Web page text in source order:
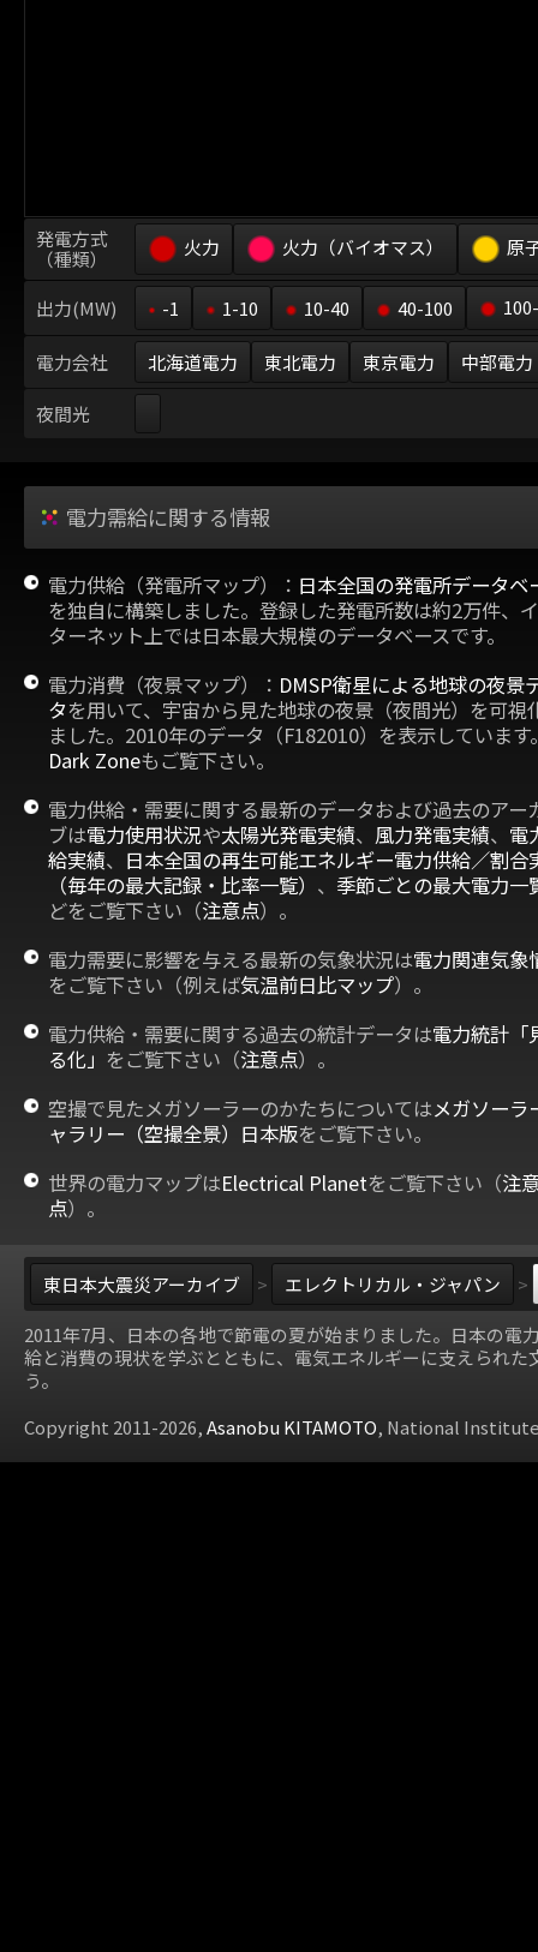
発電方式
（種類）
火力 火力（バイオマス） 原
出力(MW) -1 1-10 10-40 40-100
電力会社 北海道電力 東北電力 東京電力 中部電力
夜間光
電力需給に関する情報
電力供給（発電所マップ）： 日本全国の発電所データベ
を独自に構築しました。登録した発電所数は約2万件、
ターネット上では日本最大規模のデータベースです。
電力消費（夜景マップ）： DMSP衛星による地球の夜景
タを用いて、宇宙から見た地球の夜景（夜間光）を可視
ました。2010年のデータ（F182010）を表示しています
Dark Zoneもご覧下さい。
電力供給・需要に関する最新のデータおよび過去のアー
ブは電力使用状況や太陽光発電実績、 風力発電実績、 電
給実績、 日本全国の再生可能エネルギー電力供給／割合
（毎年の最大記録・比率一覧） 、 季節ごとの最大電力一
どをご覧下さい（注意点）。
電力需要に影響を与える最新の気象状況は電力関連気象
をご覧下さい（例えば気温前日比マップ）。
電力供給・需要に関する過去の統計データは電力統計「
る化」 をご覧下さい（注意点）。
空撮で見たメガソーラーのかたちについてはメガソーラ
ャラリー（空撮全景）日本版をご覧下さい。
世界の電力マップはElectrical Planetをご覧下さい（注
点）。
東日本大震災アーカイブ > エレクトリカル・ジャパン
>
2011年7月、日本の各地で節電の夏が始まりました。日本の電
給と消費の現状を学ぶとともに、電気エネルギーに支えられた
う。
Copyright 2011-2026,Asanobu KITAMOTO, National